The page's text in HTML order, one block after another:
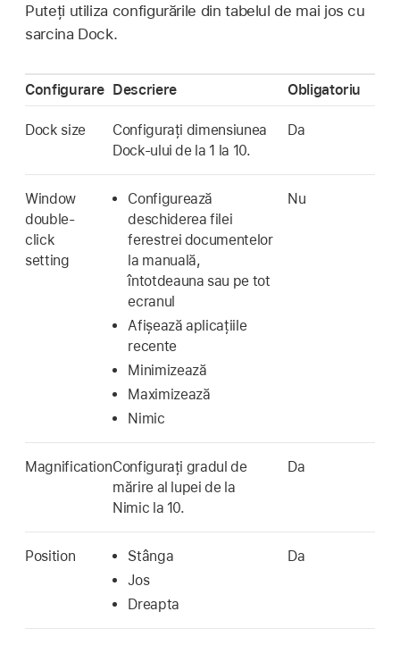
Puteți utiliza configurările din tabelul de mai jos cu
sarcina Dock.
Configurare Descriere Obligatoriu
Dock size
Configurați dimensiunea
Dock-ului de la 1 la 10.
Da
Window
double-
click
setting
Configurează
deschiderea filei
ferestrei documentelor
la manuală,
întotdeauna sau pe tot
ecranul
Afișează aplicațiile
recente
Minimizează
Maximizează
Nimic
Nu
MagnificationConfigurați gradul de
mărire al lupei de la
Nimic la 10.
Da
Position
Stânga
Jos
Dreapta
Da